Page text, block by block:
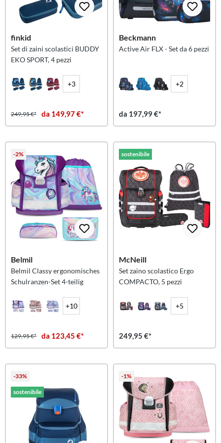
finkid
Set di zaini scolastici BUDDY
EKO SPORT, 4 pezzi
+3
249,95 €* da 149,97 €*
Beckmann
Active Air FLX - Set da 6 pezzi
+2
da 197,99 €*
-2%
Belmil
Belmil Classy ergonomisches
Schulranzen-Set 4-teilig
+10
129,95 €* da 123,45 €*
sostenibile
McNeill
Set zaino scolastico Ergo
COMPACTO, 5 pezzi
+5
249,95 €*
-33%
sostenibile
-1%